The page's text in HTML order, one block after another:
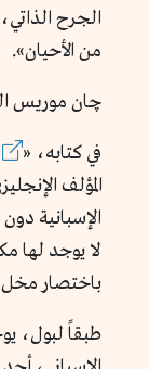
الجرح
من الأحيان».
چان موريس
في كتابه، «
المؤلف
لا يوجد لها
باختصار
طبقاً لبول،